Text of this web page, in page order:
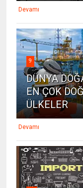
Devamı
9
DÜNYA
EN ÇOK
ÜLKELER
Devamı